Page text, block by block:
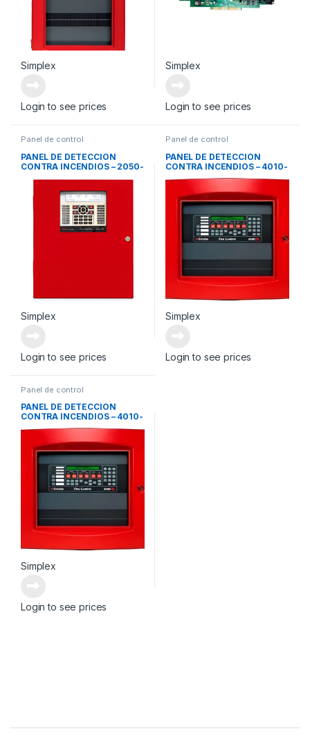
Simplex
Login to see prices
Simplex
Login to see prices
Panel de control
PANEL DE DETECCIÓN
CONTRA INCENDIOS – 2050-
Simplex
Login to see prices
Panel de control
PANEL DE DETECCIÓN
CONTRA INCENDIOS – 4010-
Simplex
Login to see prices
Panel de control
PANEL DE DETECCIÓN
CONTRA INCENDIOS – 4010-
9601
Simplex
Login to see prices